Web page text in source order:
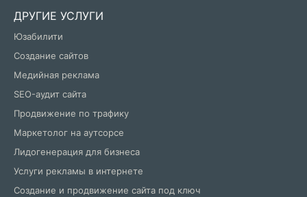
ДРУГИЕ УСЛУГИ
Юзабилити
Создание сайтов
Медийная реклама
SEO-аудит сайта
Продвижение по трафику
Маркетолог на аутсорсе
Лидогенерация для бизнеса
Услуги рекламы в интернете
Создание и продвижение сайта под ключ